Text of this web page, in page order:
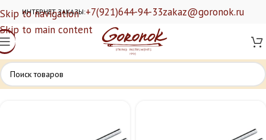
Skip to navigation
Skip to main content
ИНТЕРНЕТ ЗАКАЗЫ:+7(921)644-94-33zakaz@goronok.ru